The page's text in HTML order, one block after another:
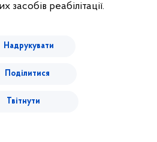
реабілітації.
Надрукувати
Поділитися
Твітнути